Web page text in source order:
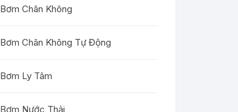
Bơm Chân Không
Bơm Chân Không Tự Động
Bơm Ly Tâm
Bơm Nước Thải